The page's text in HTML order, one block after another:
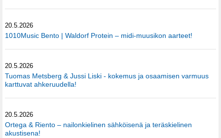
20.5.2026
1010Music Bento | Waldorf Protein – midi-muusikon aarteet!
20.5.2026
Tuomas Metsberg & Jussi Liski - kokemus ja osaamisen varmuus
karttuvat ahkeruudella!
20.5.2026
Ortega & Riento – nailonkielinen sähköisenä ja teräskielinen
akustisena!